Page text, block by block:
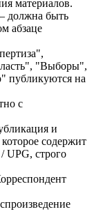
материалов.
должна быть
абзаце
"Выборы",
публикуются на
с
и
содержит
UPG, строго